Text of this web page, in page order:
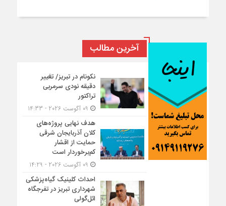
آخرین مطالب
نکونام در تبریز/ تغییر
دقیقه نودی سرمربی
تراکتور
هدف نهایی پروژه‌های
کلان آذربایجان شرقی
حمایت از اقشار
کم‌برخوردار است
احداث کلینیک گیاه‌پزشکی
شهرداری تبریز در تفرجگاه
ائل‌گولی